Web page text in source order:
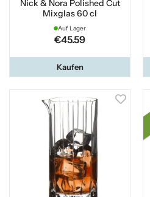
Nick & Nora Polished Cut
Mixglas 60 cl
Auf Lager
€45.59
Kaufen